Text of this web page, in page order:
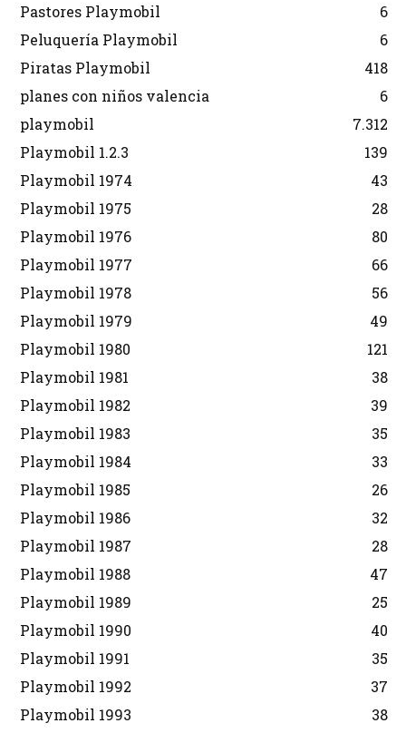
Pastores Playmobil
6
Peluquería Playmobil
6
Piratas Playmobil
418
planes con niños valencia
6
playmobil
7.312
Playmobil 1.2.3
139
Playmobil 1974
43
Playmobil 1975
28
Playmobil 1976
80
Playmobil 1977
66
Playmobil 1978
56
Playmobil 1979
49
Playmobil 1980
121
Playmobil 1981
38
Playmobil 1982
39
Playmobil 1983
35
Playmobil 1984
33
Playmobil 1985
26
Playmobil 1986
32
Playmobil 1987
28
Playmobil 1988
47
Playmobil 1989
25
Playmobil 1990
40
Playmobil 1991
35
Playmobil 1992
37
Playmobil 1993
38